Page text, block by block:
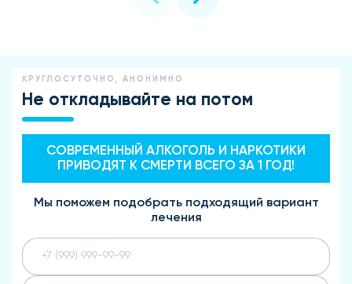
КРУГЛОСУТОЧНО, АНОНИМНО
Не откладывайте на потом
СОВРЕМЕННЫЙ АЛКОГОЛЬ И НАРКОТИКИ
ПРИВОДЯТ К СМЕРТИ ВСЕГО ЗА 1 ГОД!
Мы поможем подобрать подходящий вариант
лечения